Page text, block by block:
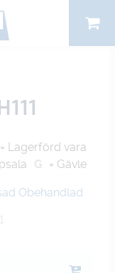
= Lagerförd vara
G = Gävle
Obehandlad